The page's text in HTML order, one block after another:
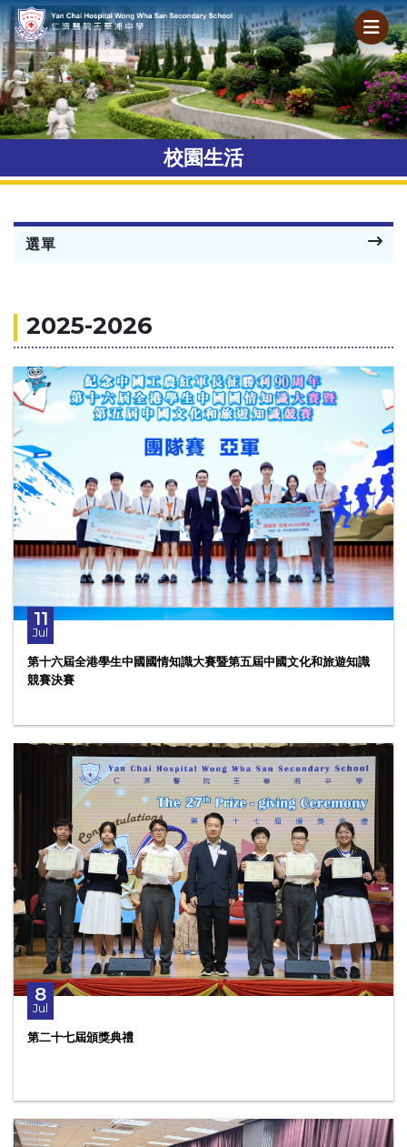
校園生活
選單
2025-2026
11
Jul
第十六屆全港學生中國國情知識大賽暨第五屆中國文化和旅遊知識
競賽決賽
8
Jul
第二十七屆頒獎典禮